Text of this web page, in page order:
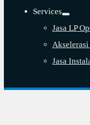
Services
Jasa LP
Akselerasi
Jasa